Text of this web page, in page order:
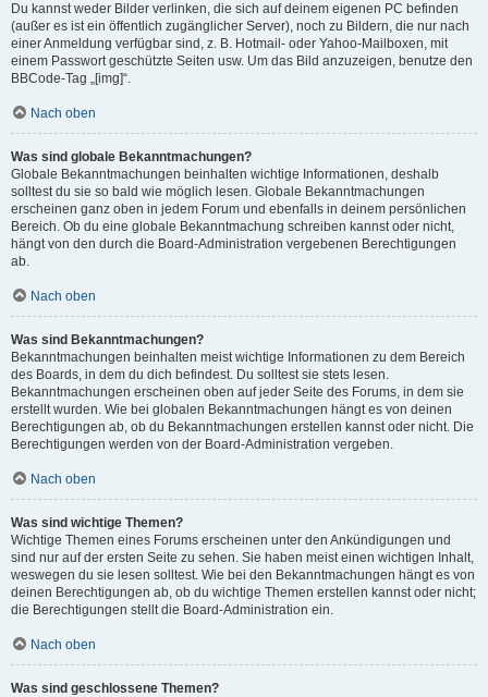
Du kannst weder Bilder verlinken, die sich auf deinem eigenen PC befinden
(außer es ist ein öffentlich zugänglicher Server), noch zu Bildern, die nur nach
einer Anmeldung verfügbar sind, z. B. Hotmail- oder Yahoo-Mailboxen, mit
einem Passwort geschützte Seiten usw. Um das Bild anzuzeigen, benutze den
BBCode-Tag „[img]“.
Nach oben
Was sind globale Bekanntmachungen?
Globale Bekanntmachungen beinhalten wichtige Informationen, deshalb
solltest du sie so bald wie möglich lesen. Globale Bekanntmachungen
erscheinen ganz oben in jedem Forum und ebenfalls in deinem persönlichen
Bereich. Ob du eine globale Bekanntmachung schreiben kannst oder nicht,
hängt von den durch die Board-Administration vergebenen Berechtigungen
ab.
Nach oben
Was sind Bekanntmachungen?
Bekanntmachungen beinhalten meist wichtige Informationen zu dem Bereich
des Boards, in dem du dich befindest. Du solltest sie stets lesen.
Bekanntmachungen erscheinen oben auf jeder Seite des Forums, in dem sie
erstellt wurden. Wie bei globalen Bekanntmachungen hängt es von deinen
Berechtigungen ab, ob du Bekanntmachungen erstellen kannst oder nicht. Die
Berechtigungen werden von der Board-Administration vergeben.
Nach oben
Was sind wichtige Themen?
Wichtige Themen eines Forums erscheinen unter den Ankündigungen und
sind nur auf der ersten Seite zu sehen. Sie haben meist einen wichtigen Inhalt,
weswegen du sie lesen solltest. Wie bei den Bekanntmachungen hängt es von
deinen Berechtigungen ab, ob du wichtige Themen erstellen kannst oder nicht;
die Berechtigungen stellt die Board-Administration ein.
Nach oben
Was sind geschlossene Themen?